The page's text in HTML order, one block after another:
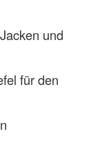
und
für den